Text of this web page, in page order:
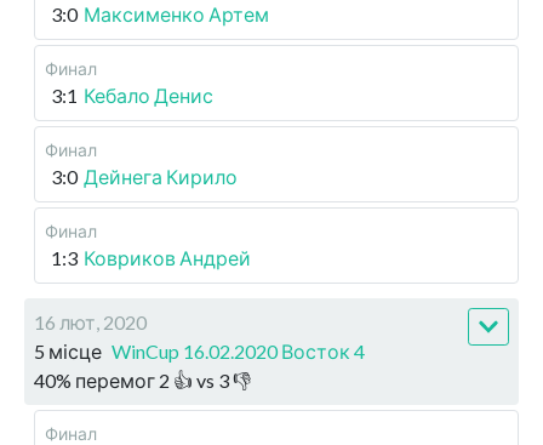
3:0 Максименко Артем
Финал
3:1 Кебало Денис
Финал
3:0 Дейнега Кирило
Финал
1:3 Ковриков Андрей
16 лют, 2020
5 місце WinCup 16.02.2020 Восток 4
40% перемог 2 👍 vs 3👎
Финал